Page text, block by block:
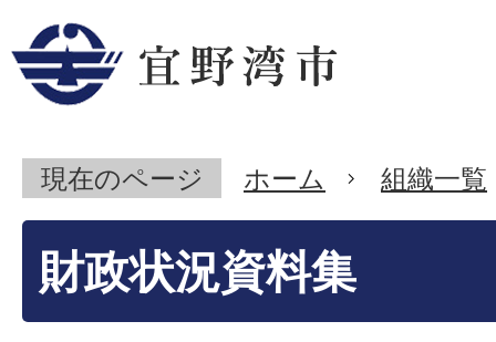
現在のページ ホーム 組織一覧
財政状況資料集